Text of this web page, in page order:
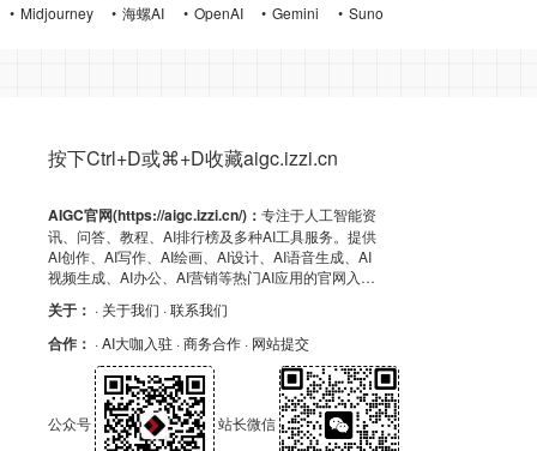
Midjourney
海螺AI OpenAI Gemini Suno
按下Ctrl+D或⌘+D收藏aigc.izzi.cn
AIGC官网(https://aigc.izzi.cn/)： 专注于人工智能资
讯、问答、教程、AI排行榜及多种AI工具服务。提供
AI创作、AI写作、AI绘画、AI设计、AI语音生成、AI
视频生成、AI办公、AI营销等热门AI应用的官网入
API导航，助力高效AI体验！
关于： · 关于我们 · 联系我们
合作： · AI大咖入驻 · 商务合作 · 网站提交
公众号 站长微信